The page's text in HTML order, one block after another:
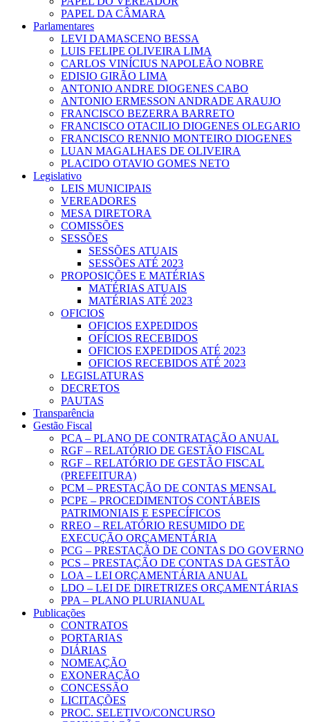
PAPEL DA CÂMARA
Parlamentares
LEVI DAMASCENO BESSA
LUIS FELIPE OLIVEIRA LIMA
CARLOS VINÍCIUS NAPOLEÃO NOBRE
EDISIO GIRÃO LIMA
ANTONIO ANDRE DIOGENES CABO
ANTONIO ERMESSON ANDRADE ARAUJO
FRANCISCO BEZERRA BARRETO
FRANCISCO OTACILIO DIOGENES OLEGARIO
FRANCISCO RENNIO MONTEIRO DIOGENES
LUAN MAGALHAES DE OLIVEIRA
PLACIDO OTAVIO GOMES NETO
Legislativo
LEIS MUNICIPAIS
VEREADORES
MESA DIRETORA
COMISSÕES
SESSÕES
SESSÕES ATUAIS
SESSÕES ATÉ 2023
PROPOSIÇÕES E MATÉRIAS
MATÉRIAS ATUAIS
MATÉRIAS ATÉ 2023
OFICIOS
OFICIOS EXPEDIDOS
OFÍCIOS RECEBIDOS
OFICIOS EXPEDIDOS ATÉ 2023
OFICIOS RECEBIDOS ATÉ 2023
LEGISLATURAS
DECRETOS
PAUTAS
Transparência
Gestão Fiscal
PCA – PLANO DE CONTRATAÇÃO ANUAL
RGF – RELATÓRIO DE GESTÃO FISCAL
RGF – RELATÓRIO DE GESTÃO FISCAL
(PREFEITURA)
PCM – PRESTAÇÃO DE CONTAS MENSAL
PCPE – PROCEDIMENTOS CONTÁBEIS
PATRIMONIAIS E ESPECÍFICOS
RREO – RELATÓRIO RESUMIDO DE
EXECUÇÃO ORÇAMENTÁRIA
PCG – PRESTAÇÃO DE CONTAS DO GOVERNO
PCS – PRESTAÇÃO DE CONTAS DA GESTÃO
LOA – LEI ORÇAMENTÁRIA ANUAL
LDO – LEI DE DIRETRIZES ORÇAMENTÁRIAS
PPA – PLANO PLURIANUAL
Publicações
CONTRATOS
PORTARIAS
DIÁRIAS
NOMEAÇÃO
EXONERAÇÃO
CONCESSÃO
LICITAÇÕES
PROC. SELETIVO/CONCURSO